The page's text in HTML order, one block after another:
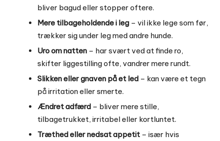
bliver bagud eller stopper oftere.
Mere tilbageholdende i leg – vil ikke lege som før,
trækker sig under leg med andre hunde.
Uro om natten – har svært ved at finde ro,
skifter liggestilling ofte, vandrer mere rundt.
Slikken eller gnaven på et led – kan være et tegn
på irritation eller smerte.
Ændret adfærd – bliver mere stille,
tilbagetrukket, irritabel eller kortluntet.
Træthed eller nedsat appetit – især hvis